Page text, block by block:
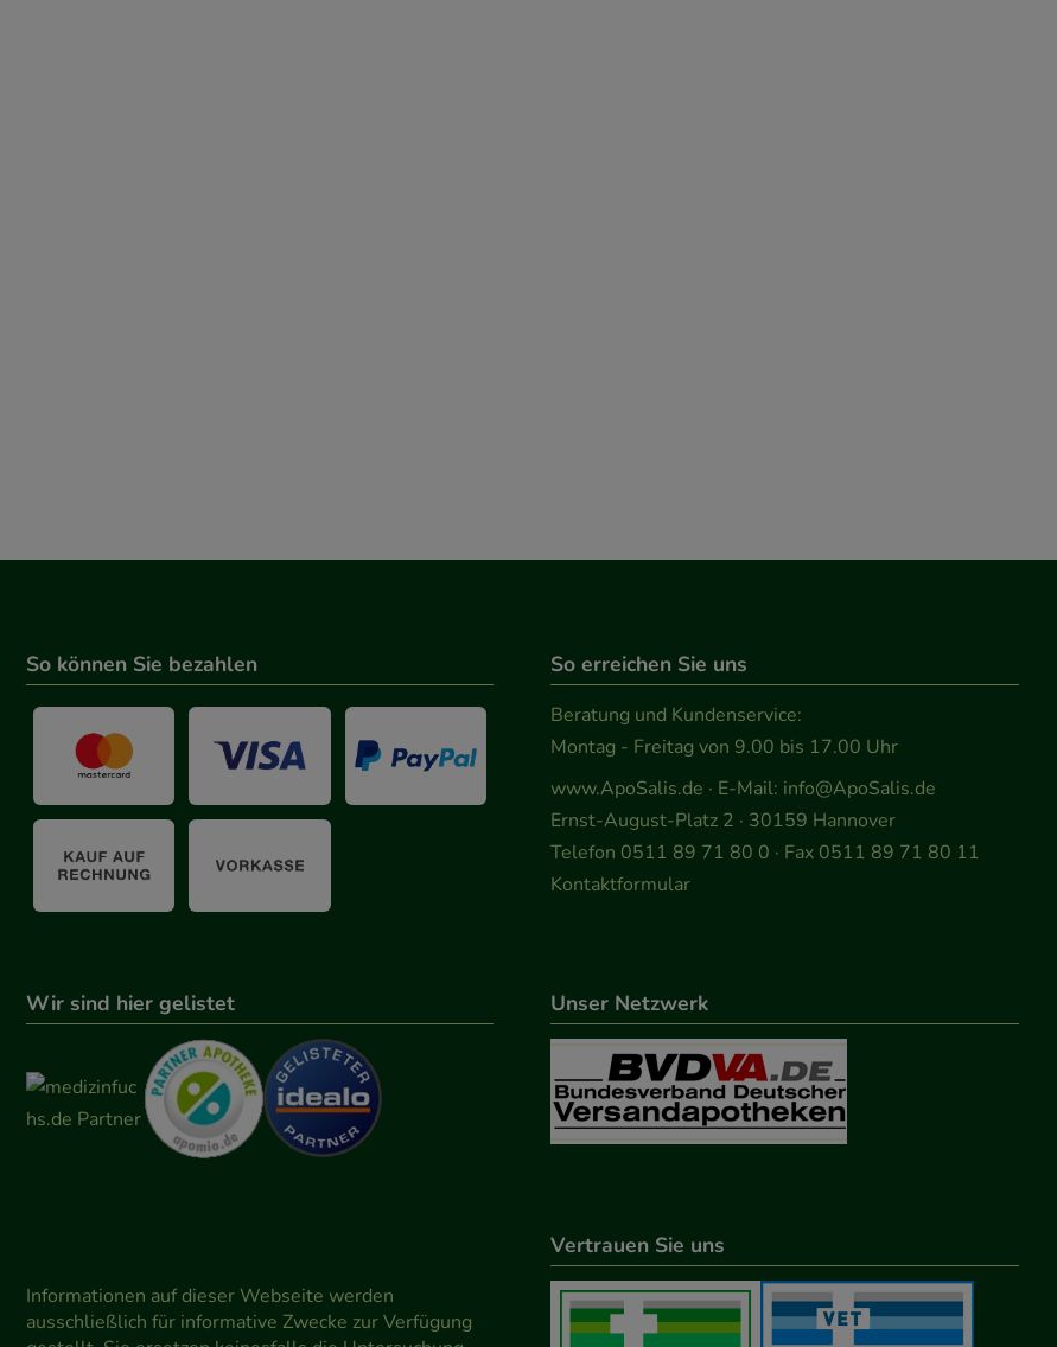
So können Sie bezahlen So erreichen Sie uns
Beratung und Kundenservice:
Montag - Freitag von 9.00 bis 17.00 Uhr
www.ApoSalis.de · E-Mail: info@ApoSalis.de
Ernst-August-Platz 2 · 30159 Hannover
Telefon 0511 89 71 80 0 · Fax 0511 89 71 80 11
Kontaktformular
Wir sind hier gelistet Unser Netzwerk
Informationen auf dieser Webseite werden
ausschließlich für informative Zwecke zur Verfügung
Vertrauen Sie uns